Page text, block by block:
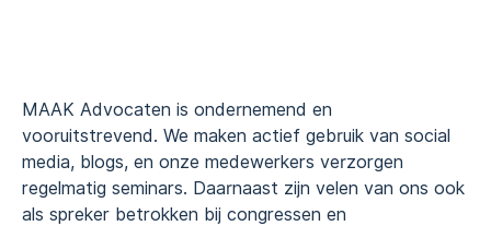
MAAK Advocaten is ondernemend en
vooruitstrevend. We maken actief gebruik van social
media, blogs, en onze medewerkers verzorgen
regelmatig seminars. Daarnaast zijn velen van ons ook
als spreker betrokken bij congressen en